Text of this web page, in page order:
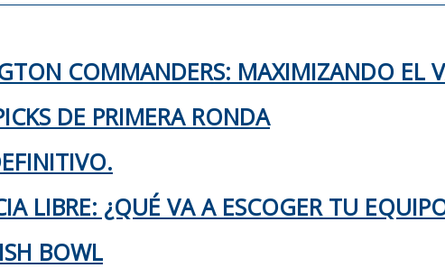
COMMANDERS: MAXIMIZANDO EL
DE PRIMERA RONDA
LIBRE: ¿QUÉ VA A ESCOGER TU
BOWL